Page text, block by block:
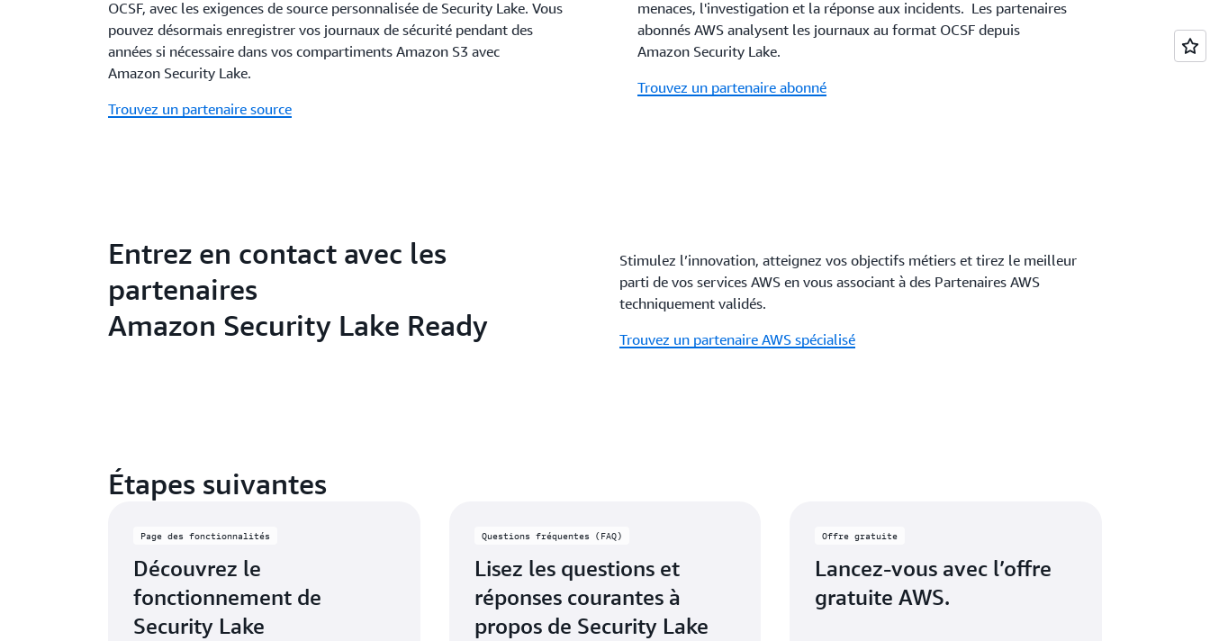
OCSF, avec les exigences de source personnalisée de Security Lake. Vous
pouvez désormais enregistrer vos journaux de sécurité pendant des
années si nécessaire dans vos compartiments Amazon S3 avec
Amazon Security Lake.
Trouvez un partenaire source
menaces, l'investigation et la réponse aux incidents. Les partenaires
abonnés AWS analysent les journaux au format OCSF depuis
Amazon Security Lake.
Trouvez un partenaire abonné
Entrez en contact avec les
partenaires
Amazon Security Lake Ready
Stimulez l’innovation, atteignez vos objectifs métiers et tirez le meilleur
parti de vos services AWS en vous associant à des Partenaires AWS
techniquement validés.
Trouvez un partenaire AWS spécialisé
Étapes suivantes
Page des fonctionnalités
Découvrez le
fonctionnement de
Security Lake
Questions fréquentes (FAQ)
Lisez les questions et
réponses courantes à
propos de Security Lake
Offre gratuite
Lancez-vous avec l’offre
gratuite AWS.